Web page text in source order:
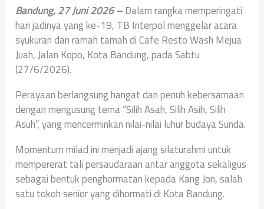
Bandung, 27 Juni 2026 –Dalam rangka memperingati
hari jadinya yang ke-19, TB Interpol menggelar acara
syukuran dan ramah tamah di Cafe Resto Wash Mejua
Juah, Jalan Kopo, Kota Bandung, pada Sabtu
(27/6/2026).
Perayaan berlangsung hangat dan penuh kebersamaan
dengan mengusung tema “Silih Asah, Silih Asih, Silih
Asuh”, yang mencerminkan nilai-nilai luhur budaya Sunda.
Momentum milad ini menjadi ajang silaturahmi untuk
mempererat tali persaudaraan antar anggota sekaligus
sebagai bentuk penghormatan kepada Kang Jon, salah
satu tokoh senior yang dihormati di Kota Bandung.